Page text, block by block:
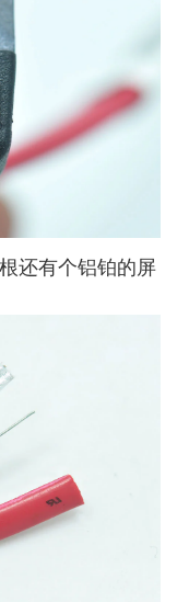
还有个铝铂的屏